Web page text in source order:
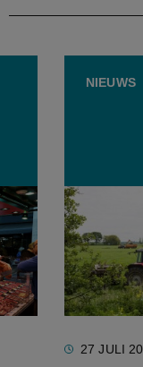
NIEUWS
Europese
weinig lof
27 JULI